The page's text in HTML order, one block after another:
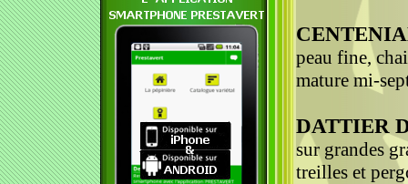
peau fine,
mature mi-
DATTIER
sur grandes
treilles et